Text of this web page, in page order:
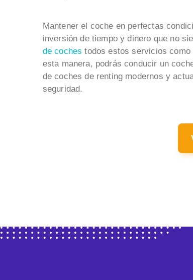
Mantener el coche en perfectas
inversión de tiempo y dinero que no
de coches todos estos servicios
esta manera, podrás conducir un
de coches de renting modernos y
seguridad.